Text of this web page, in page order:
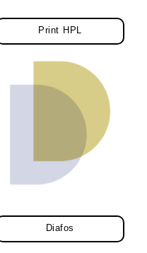
Print HPL
Diafos